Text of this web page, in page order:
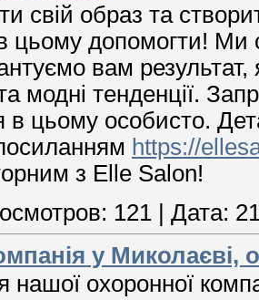
свій образ та
цьому допомогти! Ми
вам
модні тенденції.
в цьому особисто.
https://
з Elle Salon!
121 | Дата:
у Миколаєві,
нашої охоронної